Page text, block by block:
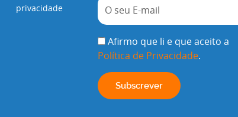
privacidade
Afirmo que li e que aceito a
Política de Privacidade.